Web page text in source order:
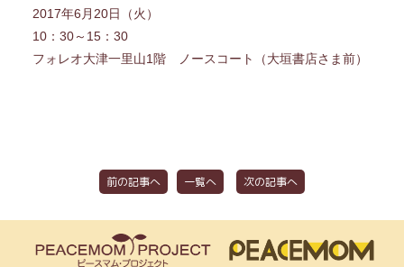
2017年6月20日（火）
10：30～15：30
フォレオ大津一里山1階 ノースコート（大垣書店さま前）
前の記事へ 一覧へ 次の記事へ